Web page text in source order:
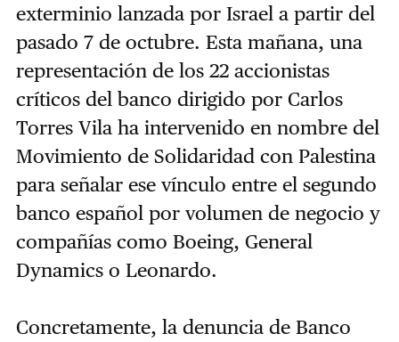
exterminio lanzada por Israel a partir del
pasado 7 de octubre. Esta mañana, una
representación de los 22 accionistas
críticos del banco dirigido por Carlos
Torres Vila ha intervenido en nombre del
Movimiento de Solidaridad con Palestina
para señalar ese vínculo entre el segundo
banco español por volumen de negocio y
compañías como Boeing, General
Dynamics o Leonardo.
Concretamente, la denuncia de Banco